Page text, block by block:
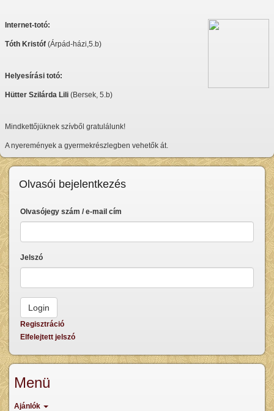
Internet-totó:
Tóth Kristóf (Árpád-házi,5.b)
Helyesírási totó:
Hütter Szilárda Lili (Bersek, 5.b)
Mindkettőjüknek szívből gratulálunk!
A nyeremények a gyermekrészlegben vehetők át.
Olvasói bejelentkezés
Olvasójegy szám / e-mail cím
Jelszó
Regisztráció
Elfelejtett jelszó
Menü
Ajánlók